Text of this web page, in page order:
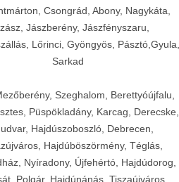
Csongrád, Abony, Nagykáta,
Jászberény, Jászfényszaru,
Lőrinci, Gyöngyös, Pásztó,Gyula,
Sarkad
Szeghalom, Berettyóújfalu,
Püspökladány, Karcag, Derecske,
Hajdúszoboszló, Debrecen,
Hajdúböszörmény, Téglás,
Nyíradony, Újfehértó, Hajdúdorog,
Polgár, Hajdúnánás, Tiszaújváros,